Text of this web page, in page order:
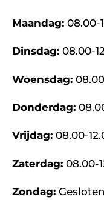
Maandag: 08.00-
Dinsdag: 08.00-
Woensdag:
Donderdag:
Vrijdag: 08.00-
Zaterdag: 08.00-
Zondag: Gesloten